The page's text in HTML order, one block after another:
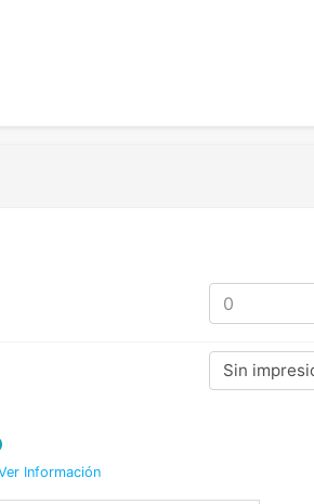
Sin
Información